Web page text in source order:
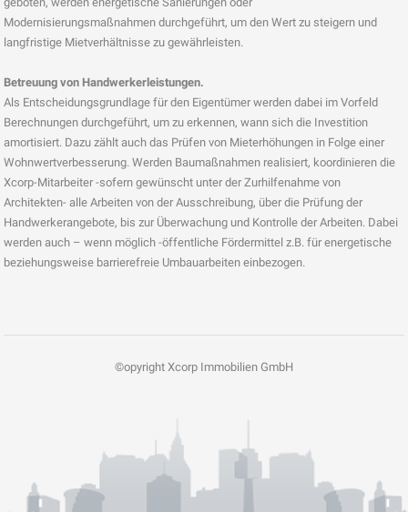
Modernisierungsmaßnahmen durchgeführt, um den Wert zu steigern und
langfristige Mietverhältnisse zu gewährleisten.
Betreuung von Handwerkerleistungen.
Als Entscheidungsgrundlage für den Eigentümer werden dabei im Vorfeld
Berechnungen durchgeführt, um zu erkennen, wann sich die Investition
amortisiert. Dazu zählt auch das Prüfen von Mieterhöhungen in Folge einer
Wohnwertverbesserung. Werden Baumaßnahmen realisiert, koordinieren die
Xcorp-Mitarbeiter -sofern gewünscht unter der Zurhilfenahme von
Architekten- alle Arbeiten von der Ausschreibung, über die Prüfung der
Handwerkerangebote, bis zur Überwachung und Kontrolle der Arbeiten. Dabei
werden auch – wenn möglich -öffentliche Fördermittel z.B. für energetische
beziehungsweise barrierefreie Umbauarbeiten einbezogen.
©opyright Xcorp Immobilien GmbH